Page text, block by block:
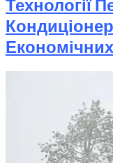
Технології